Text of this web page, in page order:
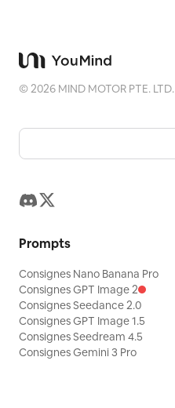
©2026 MIND MOTOR PTE. LTD.
Prompts
Consignes Nano Banana Pro
Consignes GPT Image 2
Consignes Seedance 2.0
Consignes GPT Image 1.5
Consignes Seedream 4.5
Consignes Gemini 3 Pro